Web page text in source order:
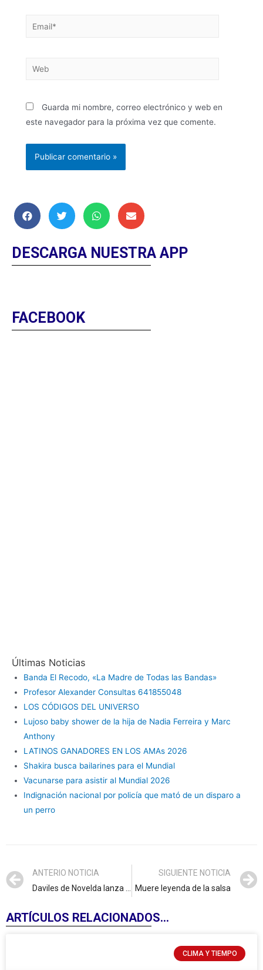
Guarda mi nombre, correo electrónico y web en
este navegador para la próxima vez que comente.
DESCARGA NUESTRA APP
FACEBOOK
Últimas Noticias
Banda El Recodo, «La Madre de Todas las Bandas»
Profesor Alexander Consultas 641855048
LOS CÓDIGOS DEL UNIVERSO
Lujoso baby shower de la hija de Nadia Ferreira y Marc
Anthony
LATINOS GANADORES EN LOS AMAs 2026
Shakira busca bailarines para el Mundial
Vacunarse para asistir al Mundial 2026
Indignación nacional por policía que mató de un disparo a
un perro
ANTERIO NOTICIA
Daviles de Novelda lanza su nuevo álbum “El Camino Que Elegí”
SIGUIENTE NOTICIA
Muere leyenda de la salsa
ARTÍCULOS RELACIONADOS...
CLIMA Y TIEMPO